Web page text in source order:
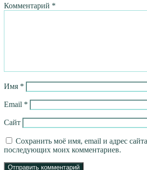
Комментарий *
Имя *
Email *
Сайт
Сохранить моё имя, email и адрес
последующих моих комментариев.